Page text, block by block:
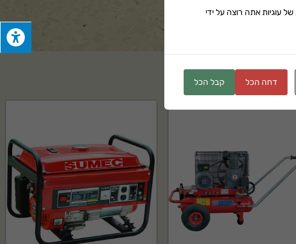
ימי עסקים
עוגיות אתה רוצה על ידי
דחה הכל קבל הכל